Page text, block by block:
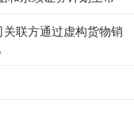
联方通过虚构货物销